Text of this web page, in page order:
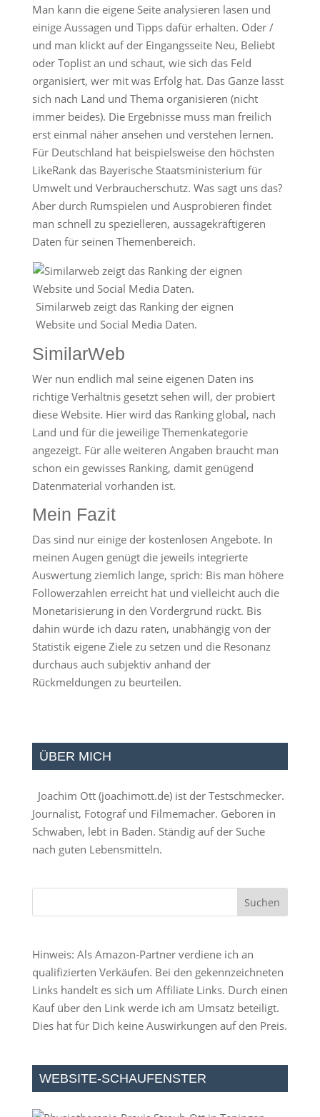
Man kann die eigene Seite analysieren lasen und
einige Aussagen und Tipps dafür erhalten. Oder /
und man klickt auf der Eingangsseite Neu, Beliebt
oder Toplist an und schaut, wie sich das Feld
organisiert, wer mit was Erfolg hat. Das Ganze lässt
sich nach Land und Thema organisieren (nicht
immer beides). Die Ergebnisse muss man freilich
erst einmal näher ansehen und verstehen lernen.
Für Deutschland hat beispielsweise den höchsten
LikeRank das Bayerische Staatsministerium für
Umwelt und Verbraucherschutz. Was sagt uns das?
Aber durch Rumspielen und Ausprobieren findet
man schnell zu spezielleren, aussagekräftigeren
Daten für seinen Themenbereich.
Similarweb zeigt das Ranking der eignen
Website und Social Media Daten.
SimilarWeb
Wer nun endlich mal seine eigenen Daten ins
richtige Verhältnis gesetzt sehen will, der probiert
diese Website. Hier wird das Ranking global, nach
Land und für die jeweilige Themenkategorie
angezeigt. Für alle weiteren Angaben braucht man
schon ein gewisses Ranking, damit genügend
Datenmaterial vorhanden ist.
Mein Fazit
Das sind nur einige der kostenlosen Angebote. In
meinen Augen genügt die jeweils integrierte
Auswertung ziemlich lange, sprich: Bis man höhere
Followerzahlen erreicht hat und vielleicht auch die
Monetarisierung in den Vordergrund rückt. Bis
dahin würde ich dazu raten, unabhängig von der
Statistik eigene Ziele zu setzen und die Resonanz
durchaus auch subjektiv anhand der
Rückmeldungen zu beurteilen.
ÜBER MICH
Joachim Ott (joachimott.de) ist der Testschmecker.
Journalist, Fotograf und Filmemacher. Geboren in
Schwaben, lebt in Baden. Ständig auf der Suche
nach guten Lebensmitteln.
Hinweis: Als Amazon-Partner verdiene ich an
qualifizierten Verkäufen. Bei den gekennzeichneten
Links handelt es sich um Affiliate Links. Durch einen
Kauf über den Link werde ich am Umsatz beteiligt.
Dies hat für Dich keine Auswirkungen auf den Preis.
WEBSITE-SCHAUFENSTER